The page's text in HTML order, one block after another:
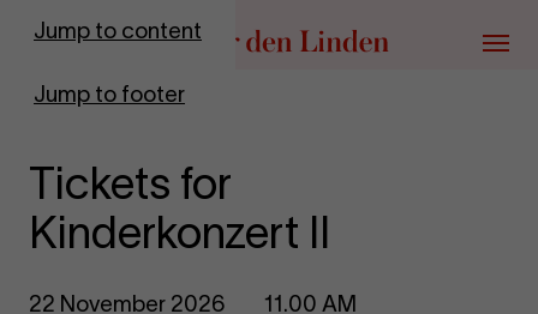
Jump to content
Jump to footer
Go to homepage
Menu
Tickets for
Kinderkonzert II
22 November 2026 11.00 AM